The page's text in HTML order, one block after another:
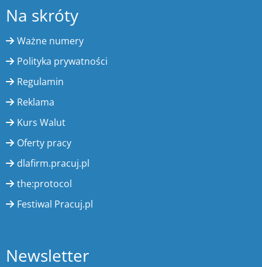
Na skróty
Ważne numery
Polityka prywatności
Regulamin
Reklama
Kurs Walut
Oferty pracy
dlafirm.pracuj.pl
the:protocol
Festiwal Pracuj.pl
Newsletter